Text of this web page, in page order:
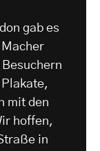
gab es
mit den
hoffen,
in